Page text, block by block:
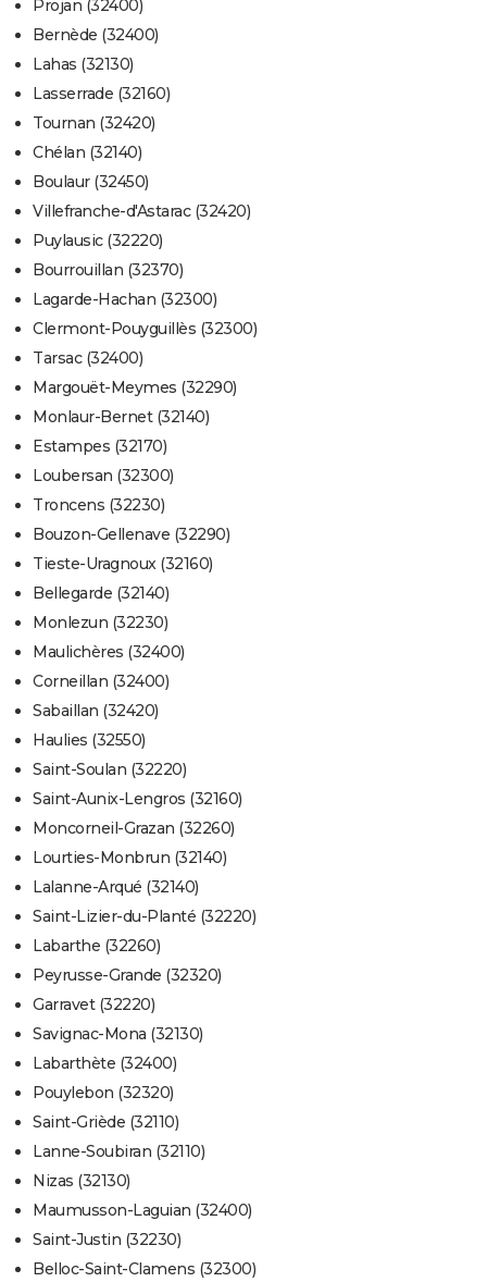
Projan (32400)
Bernède (32400)
Lahas (32130)
Lasserrade (32160)
Tournan (32420)
Chélan (32140)
Boulaur (32450)
Villefranche-d'Astarac (32420)
Puylausic (32220)
Bourrouillan (32370)
Lagarde-Hachan (32300)
Clermont-Pouyguillès (32300)
Tarsac (32400)
Margouët-Meymes (32290)
Monlaur-Bernet (32140)
Estampes (32170)
Loubersan (32300)
Troncens (32230)
Bouzon-Gellenave (32290)
Tieste-Uragnoux (32160)
Bellegarde (32140)
Monlezun (32230)
Maulichères (32400)
Corneillan (32400)
Sabaillan (32420)
Haulies (32550)
Saint-Soulan (32220)
Saint-Aunix-Lengros (32160)
Moncorneil-Grazan (32260)
Lourties-Monbrun (32140)
Lalanne-Arqué (32140)
Saint-Lizier-du-Planté (32220)
Labarthe (32260)
Peyrusse-Grande (32320)
Garravet (32220)
Savignac-Mona (32130)
Labarthète (32400)
Pouylebon (32320)
Saint-Griède (32110)
Lanne-Soubiran (32110)
Nizas (32130)
Maumusson-Laguian (32400)
Saint-Justin (32230)
Belloc-Saint-Clamens (32300)